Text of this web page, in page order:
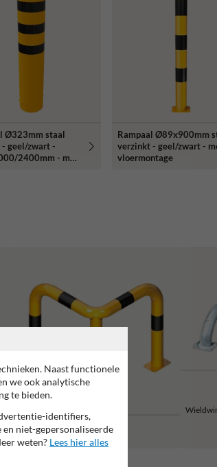
Ø323mm staal
geel/zwart -
2400mm - met
Rampaal Ø89x900mm
verzinkt - geel/zwart -
vloermontage
Beschermbeugels
Naast functionele
we ook analytische
te bieden.
identifiers,
niet-gepersonaliseerde
weten? Lees hier alles